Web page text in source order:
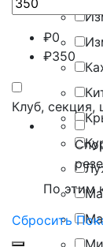
₽0
₽350
Клуб, секция,
По этим
Сбросить